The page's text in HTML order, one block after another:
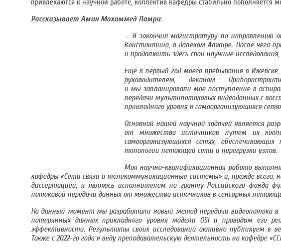
привлекаются к научной работе, коллектив кафедры стабильно
Рассказывает Амин Мохаммед Ламри:
— Я закончил магистратуру по направлению
Константина, в далеком Алжире. После чего
и продолжить здесь свои научные
Еще в первый год моего пребывания в
руководителем, деканом
и мы запланировали мое поступление в
передачи мультипотоковых видеоданных с
прикладного уровня в самоорганизующихся
Основной нашей научной задачей является
от множества источников путем их
самоорганизующихся сетях,
топологии летающей сети и перегрузки узлов.
Моя научно-квалификационная работа
кафедры «Сети связи и телекоммуникационные системы» и, прежде всего,
диссертацией, я являюсь исполнителем по гранту Российского
потоковой передачи данных от множества источников в сенсорных
На данный момент мы разработали новый метод передачи видеопотока в
потерянных данных прикладного уровня модели OSI и проводим его
эффективности. Результаты своих исследований активно публикуем в
Также с 2022-го года я веду преподавательскую деятельность на кафедре